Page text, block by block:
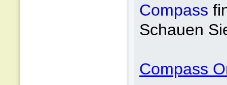
Compass
Schauen
Compass